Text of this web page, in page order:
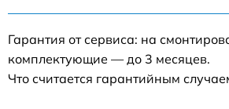
Гарантия от сервиса: на
комплектующие — до 3 месяцев.
Что считается гарантийным